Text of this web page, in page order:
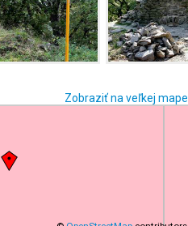
Zobraziť na veľkej mape